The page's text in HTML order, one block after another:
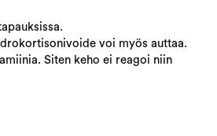
voi myös auttaa.
Siten keho ei reagoi niin